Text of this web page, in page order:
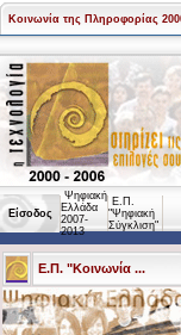
Κοινωνία της Πληροφορίας
Είσοδος
Ψηφιακή
Ελλάδα
2007-
2013
Ε.Π.
"Ψηφιακή
Σύγκλιση"
Ε.Π. "Κοινωνία ...